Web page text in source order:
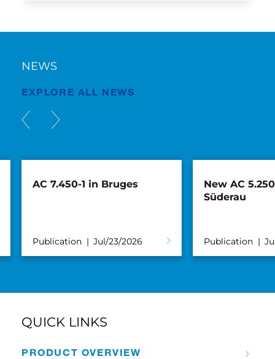
NEWS
EXPLORE ALL NEWS
AC 7.450-1 in Bruges
Publication Jul/23/2026
New AC
Süderau
Publication
QUICK LINKS
PRODUCT OVERVIEW